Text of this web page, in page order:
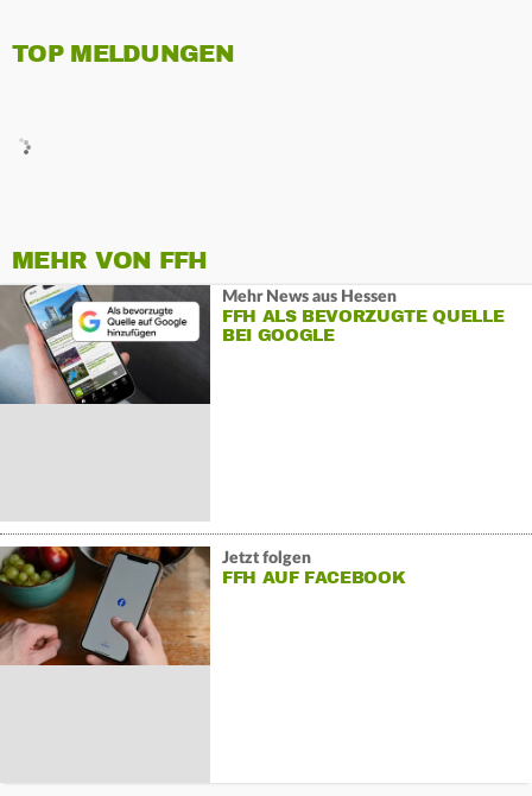
TOP MELDUNGEN
MEHR VON FFH
Mehr News aus Hessen
FFH ALS BEVORZUGTE QUELLE
BEI GOOGLE
Jetzt folgen
FFH AUF FACEBOOK